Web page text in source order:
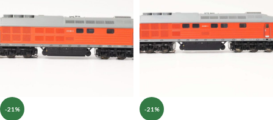
-21% -21%